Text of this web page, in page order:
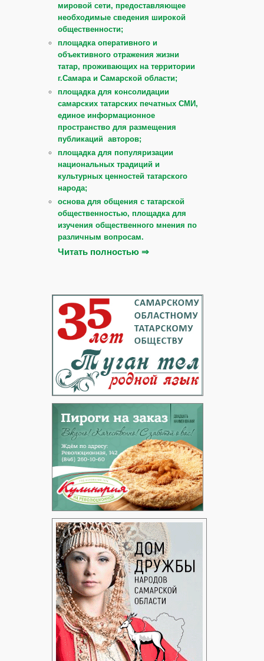
мировой сети, предоставляющее
необходимые сведения широкой
общественности;
площадка оперативного и
объективного отражения жизни
татар, проживающих на территории
г.Самара и Самарской области;
площадка для консолидации
самарских татарских печатных СМИ,
единое информационное
пространство для размещения
публикаций авторов;
площадка для популяризации
национальных традиций и
культурных ценностей татарского
народа;
основа для общения с татарской
общественностью, площадка для
изучения общественного мнения по
различным вопросам.
Читать полностью ⇒